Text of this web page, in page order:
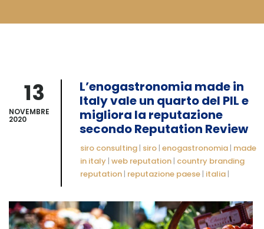
13
NOVEMBRE
2020
L’enogastronomia made in
Italy vale un quarto del PIL e
migliora la reputazione
secondo Reputation Review
siro consulting | siro | enogastronomia | made
in italy | web reputation | country branding
reputation | reputazione paese | italia |